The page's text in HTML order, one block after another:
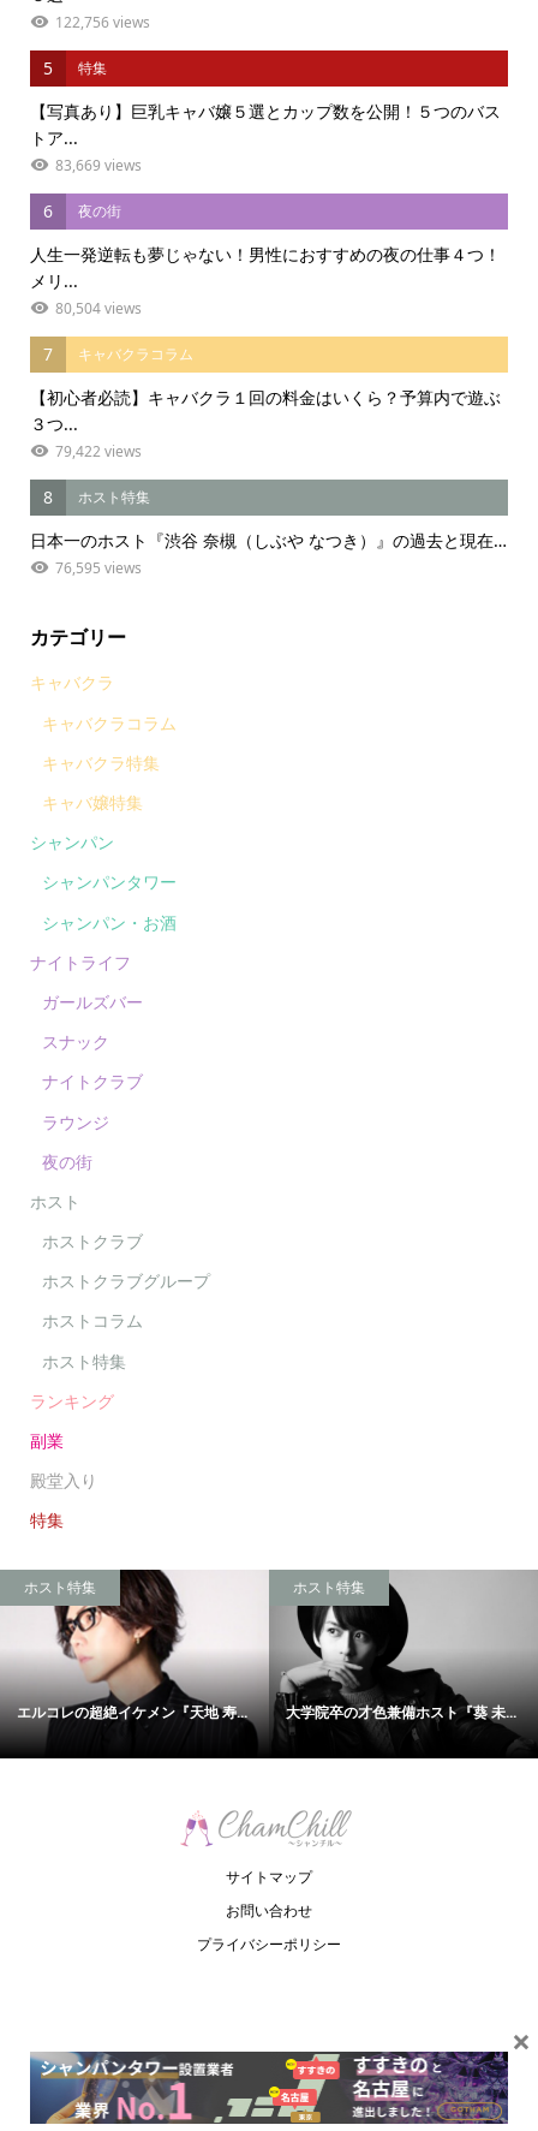
122,756 views
5 特集
【写真あり】巨乳キャバ嬢５選とカップ数を公開！５つのバス
トア...
83,669 views
6 夜の街
人生一発逆転も夢じゃない！男性におすすめの夜の仕事４つ！
メリ...
80,504 views
7 キャバクラコラム
【初心者必読】キャバクラ１回の料金はいくら？予算内で遊ぶ
３つ...
79,422 views
8 ホスト特集
日本一のホスト『渋谷 奈槻（しぶや なつき）』の過去と現在…
76,595 views
カテゴリー
キャバクラ
キャバクラコラム
キャバクラ特集
キャバ嬢特集
シャンパン
シャンパンタワー
シャンパン・お酒
ナイトライフ
ガールズバー
スナック
ナイトクラブ
ラウンジ
夜の街
ホスト
ホストクラブ
ホストクラブグループ
ホストコラム
ホスト特集
ランキング
副業
殿堂入り
特集
ホスト特集
エルコレの超絶イケメン『天地 寿...
ホスト特集
大学院卒の才色兼備ホスト『葵 未...
サイトマップ
お問い合わせ
プライバシーポリシー
Copyright ©ChamChill. All Rights Reserved. ×